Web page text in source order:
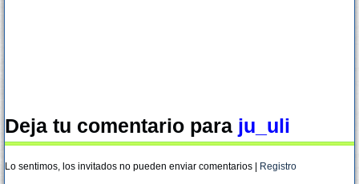
Deja tu comentario para ju_uli
Lo sentimos, los invitados no pueden enviar comentarios | Registro